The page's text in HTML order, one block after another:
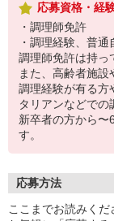
応募資格・経
・調理師免許
・調理経験、普
調理師免許は持っ
また、高齢者施
調理経験が有る方
タリアンなどでの
新卒者の方から〜
す。
応募方法
ここまでお読みくだ